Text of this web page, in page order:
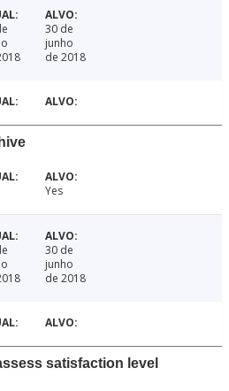
30 de
junho
de 2018
Yes
30 de
junho
de 2018
satisfaction level